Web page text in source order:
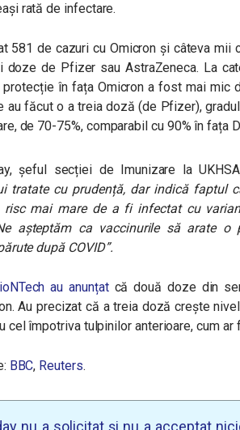
rată de infectare.
581 de cazuri cu Omicron și câteva mii
doze de Pfizer sau AstraZeneca. La
în fața Omicron a fost mai mic
au făcut o a treia doză (de Pfizer),
de 70-75%, comparabil cu 90% în fața
șeful secției de Imunizare la
tratate cu prudență, dar indică faptul
risc mai mare de a fi infectat cu
așteptăm ca vaccinurile să arate o
după COVID”.
au anunțatcă două doze din
Au precizat că a treia doză crește
cel împotriva tulpinilor anterioare, cum ar
BBC, Reuters.
nu a solicitat și nu a acceptat